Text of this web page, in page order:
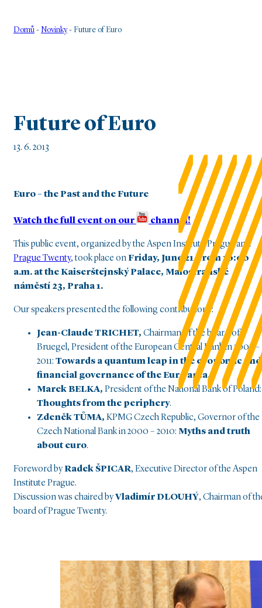
Domů - Novinky- Future of Euro
Future of Euro
13. 6. 2013
Euro – the Past and the Future
Watch the full event on our channel!
This public event, organized by the Aspen Institute Prague and
Prague Twenty, took place onFriday, June 21, from 10:00
a.m. at the Kaiserštejnský Palace, Malostranské
náměstí 23, Praha 1.
Our speakers presented the following contributions:
Jean-Claude TRICHET, Chairman of the board of
Bruegel, President of the European Central Bank in 2003 –
2011: Towards a quantum leap in the economic and
financial governance of the Euro area.
Marek BELKA, President of the National Bank of Poland:
Thoughts from the periphery.
Zdeněk TŮMA, KPMG Czech Republic, Governor of the
Czech National Bank in 2000 – 2010: Myths and truth
about euro.
Foreword byRadek ŠPICAR, Executive Director of the Aspen
Institute Prague.
Discussion was chaired byVladimír DLOUHÝ, Chairman of
board of Prague Twenty.